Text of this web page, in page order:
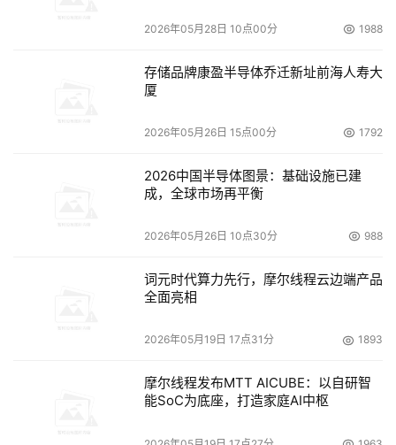
的60%左右，属于AI PC的时代已然到来。
全新Dell AI PC，带来突破性办公创作体验
态，AI技术将企业和员工的生产力水平带上全新高度，AI
结合也帮助个人创作者大幅提升生产效率，以强大的计算能
Precision移动工作站产品线为代表的多款全新AI PC，并携
手来自不同行业的合作伙伴，通过场景化的产品演绎，生动
展示了全新Dell AI PC产品在AI多能协作、AI智能助理、AI
创作、AI开发及AI部署等五大业务创新场景下的强劲实力。
AI多能协作，职场高效办公
全新Latitude AI PC为当今忙碌的职场人士提供无与伦比的
2026年05月28日 10点00分 1988
存储品牌康盈半导体乔迁新址前海人寿大
厦
2026年05月26日 15点00分 1792
2026中国半导体图景：基础设施已建
成，全球市场再平衡
2026年05月26日 10点30分 988
词元时代算力先行，摩尔线程云边端产品
全面亮相
2026年05月19日 17点31分 1893
摩尔线程发布MTT AICUBE：以自研智
能SoC为底座，打造家庭AI中枢